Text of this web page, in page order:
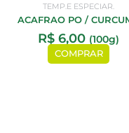
TEMP.E ESPECIAR.
ACAFRAO PO /
R$ 6,00 (100g)
COMPRAR